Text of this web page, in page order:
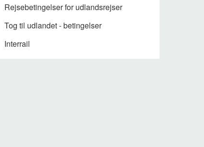
Rejsebetingelser for udlandsrejser
Tog til udlandet - betingelser
Interrail